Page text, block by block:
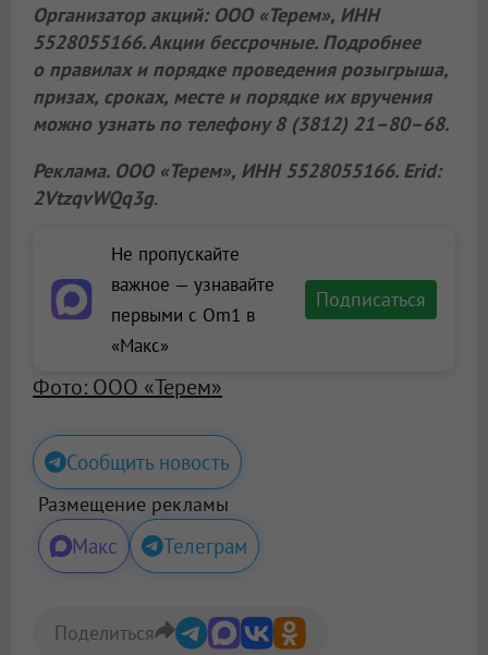
Организатор акций: ООО «Терем», ИНН
5528055166. Акции бессрочные. Подробнее
о правилах и порядке проведения розыгрыша,
призах, сроках, месте и порядке их вручения
можно узнать по телефону 8 (3812) 21–80–68.
Реклама. ООО «Терем», ИНН 5528055166. Erid:
2VtzqvWQq3g.
Не пропускайте
важное — узнавайте
первыми с Om1 в
«Макс»
Подписаться
Фото: ООО «Терем»
Сообщить новость
Размещение рекламы
Макс Телеграм
Поделиться